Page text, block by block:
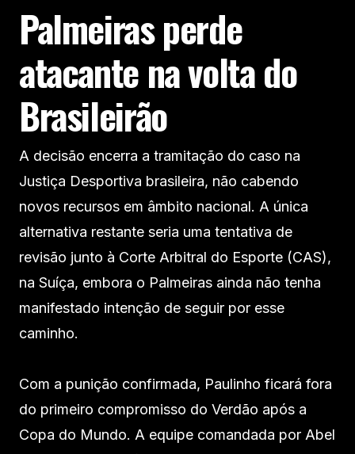
Palmeiras perde
atacante na volta do
Brasileirão
A decisão encerra a tramitação do caso na
Justiça Desportiva brasileira, não cabendo
novos recursos em âmbito nacional. A única
alternativa restante seria uma tentativa de
revisão junto à Corte Arbitral do Esporte (CAS),
na Suíça, embora o Palmeiras ainda não tenha
manifestado intenção de seguir por esse
caminho.
Com a punição confirmada, Paulinho ficará fora
do primeiro compromisso do Verdão após a
Copa do Mundo. A equipe comandada por Abel